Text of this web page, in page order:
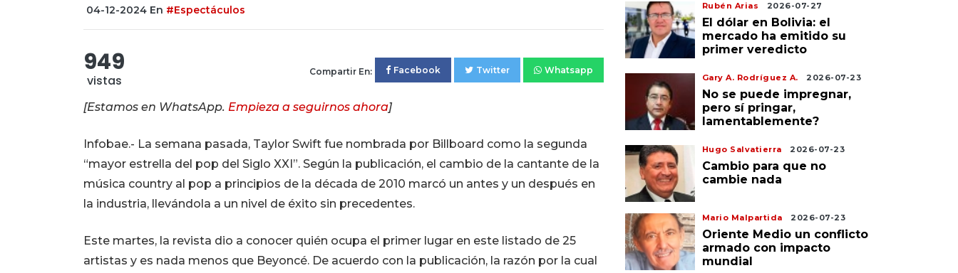
04-12-2024 En #Espectáculos
949
vistas
Compartir En: Facebook Twitter Whatsapp
[Estamos en WhatsApp. Empieza a seguirnos ahora]
Infobae.- La semana pasada, Taylor Swift fue nombrada por Billboard como la segunda
“mayor estrella del pop del Siglo XXI”. Según la publicación, el cambio de la cantante de la
música country al pop a principios de la década de 2010 marcó un antes y un después en
la industria, llevándola a un nivel de éxito sin precedentes.
Este martes, la revista dio a conocer quién ocupa el primer lugar en este listado de 25
artistas y es nada menos que Beyoncé. De acuerdo con la publicación, la razón por la cual
Rubén Arias 2026-07-27
El dólar en Bolivia: el
mercado ha emitido su
primer veredicto
Gary A. Rodríguez A. 2026-07-23
No se puede impregnar,
pero sí pringar,
lamentablemente?
Hugo Salvatierra 2026-07-23
Cambio para que no
cambie nada
Mario Malpartida 2026-07-23
Oriente Medio un conflicto
armado con impacto
mundial